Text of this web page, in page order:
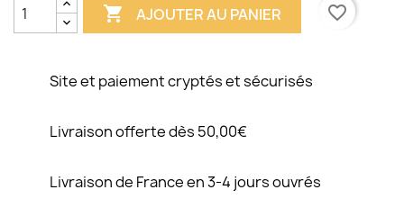
 AJOUTER AU PANIER favorite_border
Site et paiement cryptés et sécurisés
Livraison offerte dès 50,00€
Livraison de France en 3-4 jours ouvrés